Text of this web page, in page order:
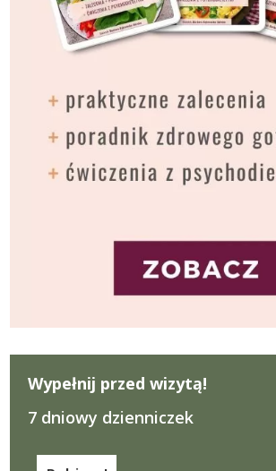
Wypełnij przed wizytą!
7 dniowy dzienniczek